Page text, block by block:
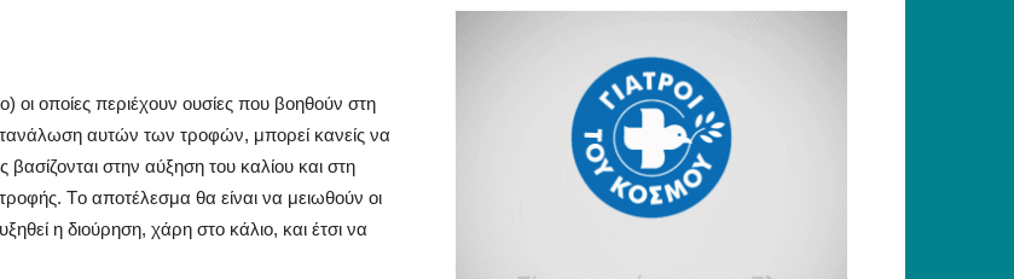
οι οποίες περιέχουν ουσίες που βοηθούν στη
αυτών των τροφών, μπορεί κανείς να
στην αύξηση του καλίου και στη
Tο αποτέλεσμα θα είναι να μειωθούν οι
η διούρηση, χάρη στο κάλιο, και έτσι να